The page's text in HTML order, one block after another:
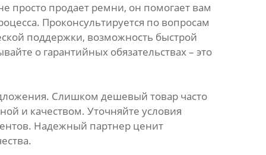
просто продает ремни, он помогает вам
Проконсультируется по вопросам
поддержки, возможность быстрой
о гарантийных обязательствах – это
Слишком дешевый товар часто
и качеством. Уточняйте условия
Надежный партнер ценит